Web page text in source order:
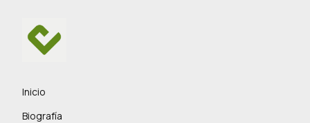
Inicio
Biografía